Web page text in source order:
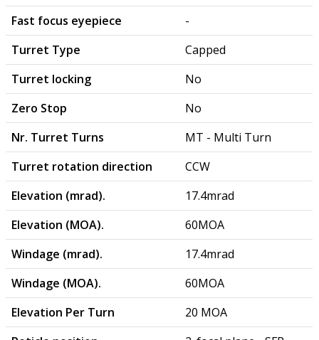
Fast focus eyepiece
-
Turret Type
Capped
Turret locking
No
Zero Stop
No
Nr. Turret Turns
MT - Multi Turn
Turret rotation direction
CCW
Elevation (mrad).
17.4mrad
Elevation (MOA).
60MOA
Windage (mrad).
17.4mrad
Windage (MOA).
60MOA
Elevation Per Turn
20 MOA